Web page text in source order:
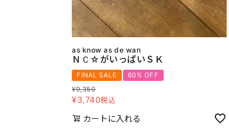
as know as de wan
ＮＣ☆がいっぱいＳＫ
FINAL SALE
60% OFF
¥9,350
¥3,740税込
カートに入れる